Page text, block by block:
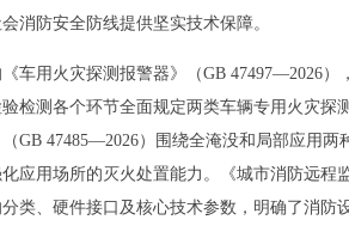
消防安全防线提供坚实技术保障。
车用火灾探测报警器》（GB 47497—2026
检测各个环节全面规定两类车辆专用火灾
GB 47485—2026）围绕全淹没和局部应用
应用场所的灭火处置能力。《城市消防远
类、硬件接口及核心技术参数，明确了消